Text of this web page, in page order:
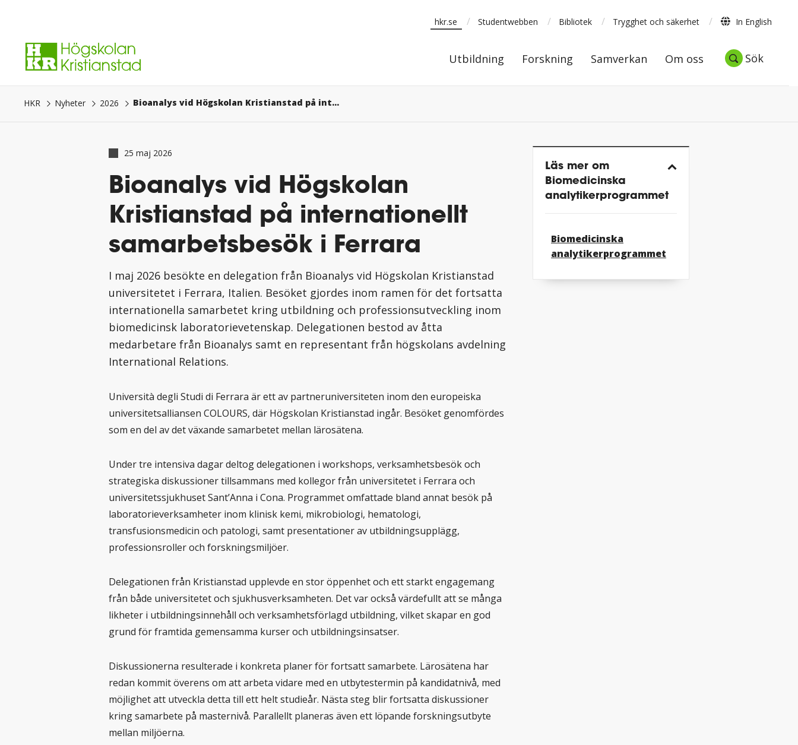
innehåll.
hkr.se / Studentwebben / Bibliotek / Trygghet och säkerhet / In English
Utbildning Forskning Samverkan Om oss Sök
Utbildning Forskning Samverkan Om oss Sök
HKR Nyheter 2026 Bioanalys vid Högskolan Kristianstad på internationellt samarbetsbesök i Ferrara
25 maj 2026
Bioanalys vid Högskolan
Kristianstad på internationellt
samarbetsbesök i Ferrara
I maj 2026 besökte en delegation från Bioanalys vid Högskolan Kristianstad
universitetet i Ferrara, Italien. Besöket gjordes inom ramen för det fortsatta
internationella samarbetet kring utbildning och professionsutveckling inom
biomedicinsk laboratorievetenskap. Delegationen bestod av åtta
medarbetare från Bioanalys samt en representant från högskolans avdelning
International Relations.
Università degli Studi di Ferrara är ett av partneruniversiteten inom den europeiska
universitetsalliansen COLOURS, där Högskolan Kristianstad ingår. Besöket genomfördes
som en del av det växande samarbetet mellan lärosätena.
Under tre intensiva dagar deltog delegationen i workshops, verksamhetsbesök och
strategiska diskussioner tillsammans med kollegor från universitetet i Ferrara och
universitetssjukhuset Sant’Anna i Cona. Programmet omfattade bland annat besök på
laboratorieverksamheter inom klinisk kemi, mikrobiologi, hematologi,
transfusionsmedicin och patologi, samt presentationer av utbildningsupplägg,
professionsroller och forskningsmiljöer.
Delegationen från Kristianstad upplevde en stor öppenhet och ett starkt engagemang
från både universitetet och sjukhusverksamheten. Det var också värdefullt att se många
likheter i utbildningsinnehåll och verksamhetsförlagd utbildning, vilket skapar en god
grund för framtida gemensamma kurser och utbildningsinsatser.
Diskussionerna resulterade i konkreta planer för fortsatt samarbete. Lärosätena har
redan kommit överens om att arbeta vidare med en utbytestermin på kandidatnivå, med
möjlighet att utveckla detta till ett helt studieår. Nästa steg blir fortsatta diskussioner
kring samarbete på masternivå. Parallellt planeras även ett löpande forskningsutbyte
mellan miljöerna.
Läs mer om
Biomedicinska
analytikerprogrammet
Biomedicinska
analytikerprogrammet